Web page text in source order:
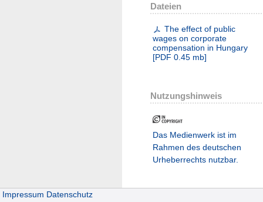
Dateien
The effect of public
wages on corporate
compensation in Hungary
[PDF 0.45 mb]
Nutzungshinweis
Das Medienwerk ist im
Rahmen des deutschen
Urheberrechts nutzbar.
Impressum Datenschutz